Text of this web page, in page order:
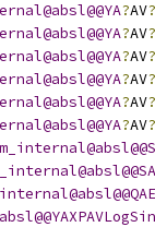
?AV?
?AV?
?AV?
?AV?
?AV?
?AV?